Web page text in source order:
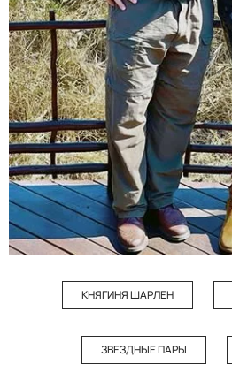
КНЯГИНЯ ШАРЛЕН
ЗВЕЗДНЫЕ ПАРЫ